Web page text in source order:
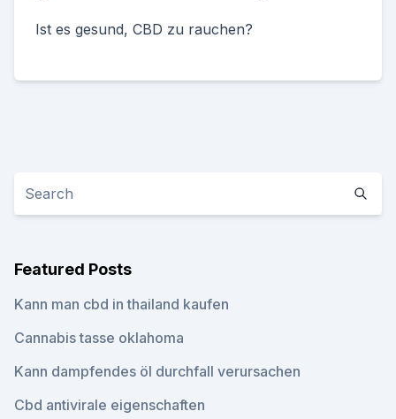
Ist es gesund, CBD zu rauchen?
Featured Posts
Kann man cbd in thailand kaufen
Cannabis tasse oklahoma
Kann dampfendes öl durchfall verursachen
Cbd antivirale eigenschaften